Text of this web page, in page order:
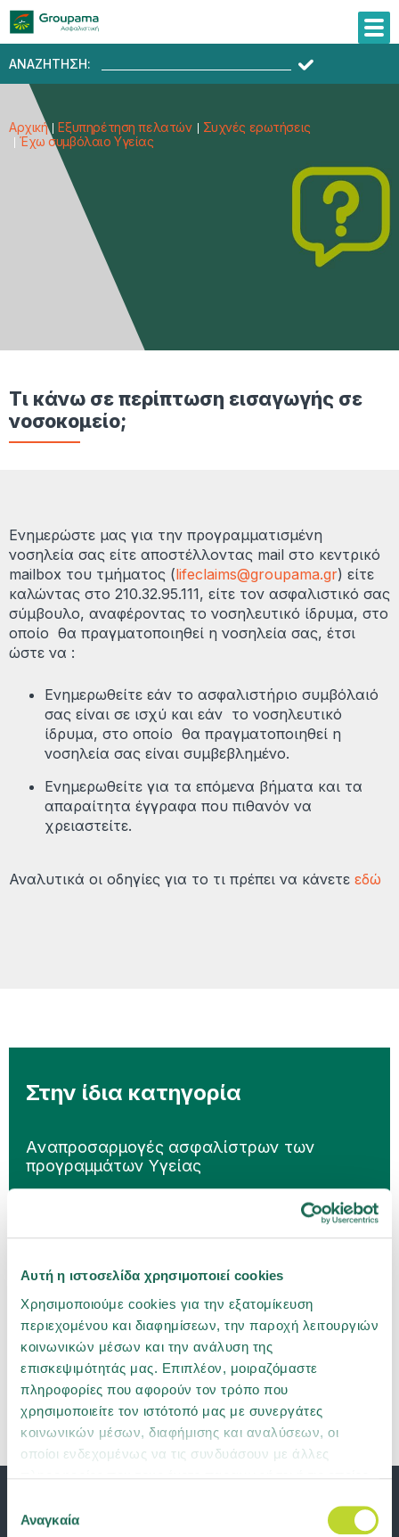
Αυτή η ιστοσελίδα χρησιμοποιεί cookies
Χρησιμοποιούμε cookies για την εξατομίκευση
περιεχομένου και διαφημίσεων, την παροχή λειτουργιών
κοινωνικών μέσων και την ανάλυση της
επισκεψιμότητάς μας. Επιπλέον, μοιραζόμαστε
πληροφορίες που αφορούν τον τρόπο που
χρησιμοποιείτε τον ιστότοπό μας με συνεργάτες
κοινωνικών μέσων, διαφήμισης και αναλύσεων, οι
οποίοι ενδεχομένως να τις συνδυάσουν με άλλες
των υπηρεσιών τους. Μάθετε περισσότερα για τα
συγκατάθεσης
Αναγκαία
ΑΝΑΖΗΤΗΣΗ:
Αρχική Εξυπηρέτηση πελατών
Συχνές ερωτήσεις
Έχω συμβόλαιο Υγείας
Τι κάνω σε περίπτωση εισαγωγής σε
νοσοκομείο;
Ενημερώστε μας για την προγραμματισμένη
νοσηλεία σας είτε αποστέλλοντας mail στο κεντρικό
mailbox του τμήματος (lifeclaims@groupama.gr) είτε
καλώντας στο 210.32.95.111, είτε τον ασφαλιστικό σας
σύμβουλο, αναφέροντας το νοσηλευτικό ίδρυμα, στο
οποίο θα πραγματοποιηθεί η νοσηλεία σας, έτσι
ώστε να :
Ενημερωθείτε εάν το ασφαλιστήριο συμβόλαιό
σας είναι σε ισχύ και εάν το νοσηλευτικό
ίδρυμα, στο οποίο θα πραγματοποιηθεί η
νοσηλεία σας είναι συμβεβλημένο.
Ενημερωθείτε για τα επόμενα βήματα και τα
απαραίτητα έγγραφα που πιθανόν να
χρειαστείτε.
Αναλυτικά οι οδηγίες για το τι πρέπει να κάνετε εδώ
Στην ίδια κατηγορία
Aναπροσαρμογές ασφαλίστρων των
προγραμμάτων Υγείας
Απαλλαγή φόρου στα ασφάλιστρα υγείας
Τι κάνω σε περίπτωση εισαγωγής σε
νοσοκομείο;